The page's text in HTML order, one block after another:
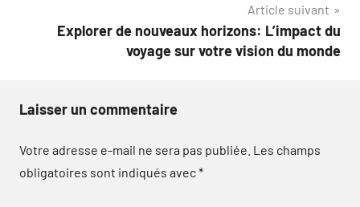
Article suivant
Explorer de nouveaux horizons: L’impact du
voyage sur votre vision du monde
Laisser un commentaire
Votre adresse e-mail ne sera pas publiée. Les champs
obligatoires sont indiqués avec*